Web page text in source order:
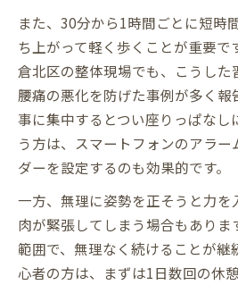
また、30分から1時間ごとに短時
ち上がって軽く歩くことが重要で
倉北区の整体現場でも、こうした
腰痛の悪化を防げた事例が多く報
事に集中するとつい座りっぱなし
う方は、スマートフォンのアラ
ダーを設定するのも効果的です。
一方、無理に姿勢を正そうと力を
肉が緊張してしまう場合もありま
範囲で、無理なく続けることが継
心者の方は、まずは1日数回の休